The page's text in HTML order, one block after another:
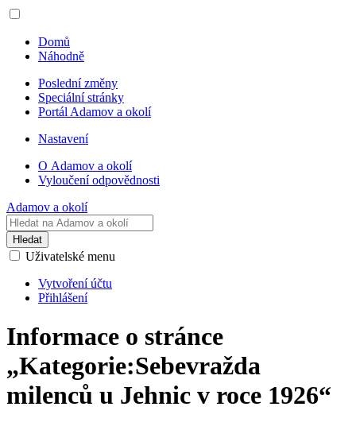
Domů
Náhodně
Poslední změny
Speciální stránky
Portál Adamov a okolí
Nastavení
O Adamov a okolí
Vyloučení odpovědnosti
Adamov a okolí
Hledat
Uživatelské menu
Vytvoření účtu
Přihlášení
Informace o stránce
„Kategorie:Sebevražda
milenců u Jehnic v roce 1926“